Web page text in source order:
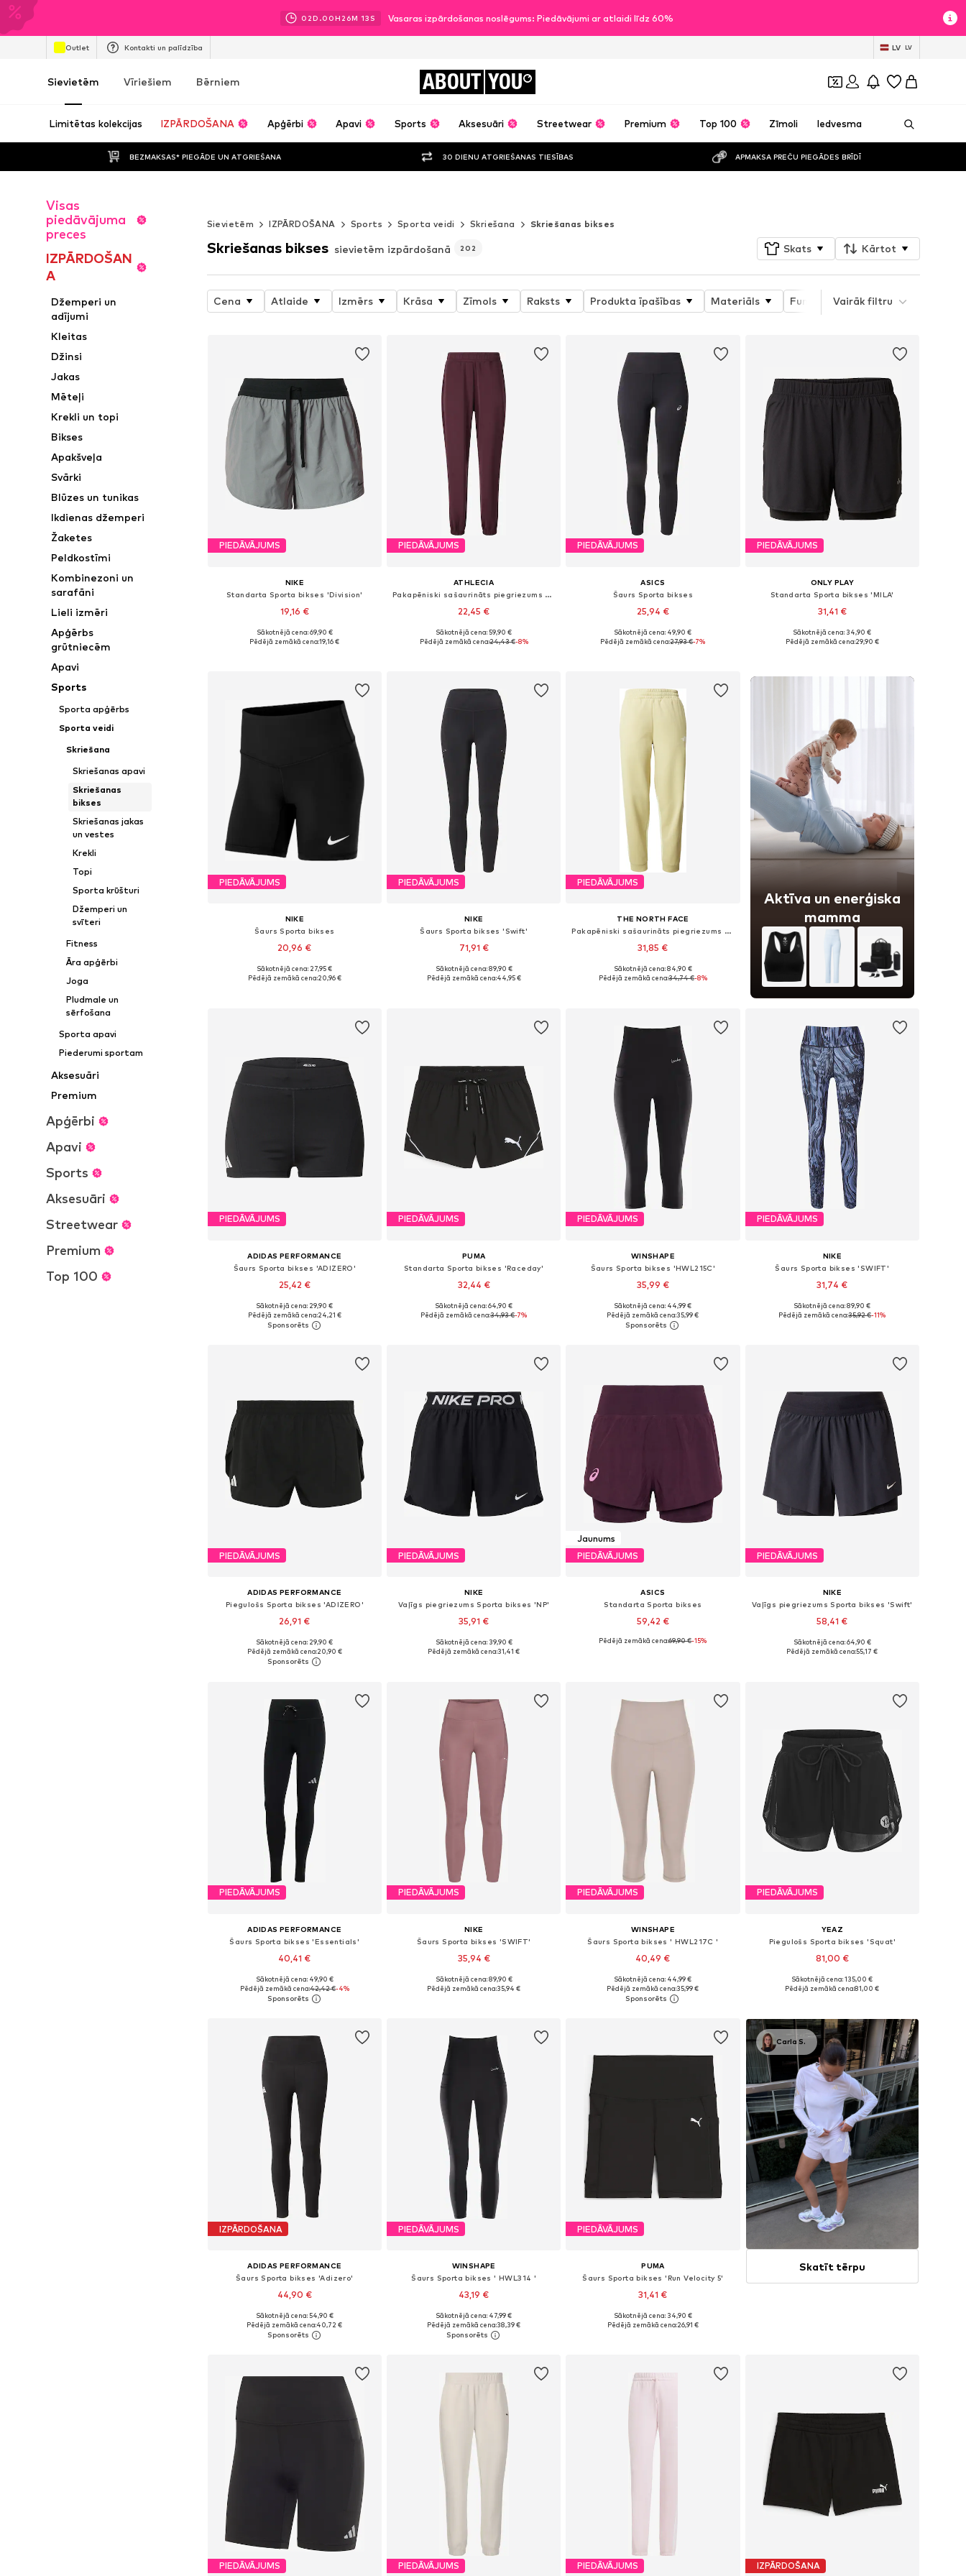
02D.00H 26M 11 S Vasaras izpārdošanas noslēgums: Piedāvājumi ar atlaidi līdz 60%
Outlet Kontakti un palīdzība LV LV
Sievietēm Vīriešiem Bērniem ABOUT YOU
Limitētas kolekcijas IZPĀRDOŠANA Apģērbi Apavi Sports Aksesuāri Streetwear Premium Top 100 Zīmoli Iedvesma
BEZMAKSAS* PIEGĀDE UN ATGRIEŠANA 30 DIENU ATGRIEŠANAS TIESĪBAS APMAKSA PREČU PIEGĀDES BRĪDĪ
Visas
piedāvājuma
preces
IZPĀRDOŠAN
A
Džemperi un
adījumi
Kleitas
Džinsi
Jakas
Mēteļi
Krekli un topi
Bikses
Apakšveļa
Svārki
Blūzes un tunikas
Ikdienas džemperi
Žaketes
Peldkostīmi
Kombinezoni un
sarafāni
Lieli izmēri
Apģērbs
grūtniecēm
Apavi
Sports
Sporta apģērbs
Sporta veidi
Skriešana
Skriešanas apavi
Skriešanas
bikses
Skriešanas jakas
un vestes
Krekli
Topi
Sporta krūšturi
Džemperi un
svīteri
Fitness
Āra apģērbi
Joga
Pludmale un
sērfošana
Sporta apavi
Piederumi sportam
Aksesuāri
Premium
Apģērbi
Apavi
Sports
Aksesuāri
Streetwear
Premium
Top 100
Sievietēm
IZPĀRDOŠANA Sports Sporta veidi Skriešana Skriešanas bikses
Skriešanas bikses sievietēm izpārdošanā 202 Skats Kārtot
Cena Atlaide Izmērs Krāsa Zīmols Raksts Produkta īpašības Materiāls Funkcijas Garums
Vairāk filtru
PIEDĀVĀJUMS
NIKE
Standarta Sporta bikses 'Division'
19,16 €
Pieejamie izmēri: XS, M, L, XL
Sākotnējā cena: 69,90 €
Pēdējā zemākā cena:19,16 €
PIEDĀVĀJUMS
ATHLECIA
Pakapēniski sašaurināts piegriezums Sporta bikses 'Jillnana V2'
22,45 €
Pieejams daudzos izmēros
Sākotnējā cena: 59,90 €
Pēdējā zemākā cena:24,43 €-8%
PIEDĀVĀJUMS
ASICS
Šaurs Sporta bikses
25,94 €
Pieejamie izmēri: XS, S, M, L, XL
Sākotnējā cena: 49,90 €
Pēdējā zemākā cena:27,93 €-7%
PIEDĀVĀJUMS
ONLY PLAY
Standarta Sporta bikses 'MILA'
31,41 €
Pieejamie izmēri: XS, S, M, L, XL
Sākotnējā cena: 34,90 €
Pēdējā zemākā cena:29,90 €
PIEDĀVĀJUMS
NIKE
Šaurs Sporta bikses
20,96 €
Pieejamie izmēri: XS, S, M, L, XL
Sākotnējā cena: 27,95 €
Pēdējā zemākā cena:20,96 €
PIEDĀVĀJUMS
NIKE
Šaurs Sporta bikses 'Swift'
71,91 €
Pieejamie izmēri: XS, S, M, L
Sākotnējā cena: 89,90 €
Pēdējā zemākā cena:44,95 €
PIEDĀVĀJUMS
THE NORTH FACE
Pakapēniski sašaurināts piegriezums Sporta bikses 'MOUNTAIN ATHLETICS'
31,85 €
Pieejamie izmēri: XS, S, M, L, XL
Sākotnējā cena: 84,90 €
Pēdējā zemākā cena:34,74 €-8%
Aktīva un enerģiska
mamma
PIEDĀVĀJUMS
ADIDAS PERFORMANCE
Šaurs Sporta bikses 'ADIZERO'
25,42 €
Pieejamie izmēri: XS, S, M, L, XL
Pievienot grozam
Sākotnējā cena: 29,90 €
Pēdējā zemākā cena:24,21 €
PIEDĀVĀJUMS
PUMA
Standarta Sporta bikses 'Raceday'
32,44 €
Sākotnējā cena: 64,90 €
Pēdējā zemākā cena:34,93 €-7%
PIEDĀVĀJUMS
WINSHAPE
Šaurs Sporta bikses 'HWL215C'
35,99 €
Pieejamie izmēri: XS, S, M, L, XL
Pievienot grozam
Sākotnējā cena: 44,99 €
Pēdējā zemākā cena:35,99 €
PIEDĀVĀJUMS
NIKE
Šaurs Sporta bikses 'SWIFT'
31,74 €
Pieejamie izmēri: S, M, L
Sākotnējā cena: 89,90 €
Pēdējā zemākā cena:35,92 €-11%
PIEDĀVĀJUMS
ADIDAS PERFORMANCE
Piegulošs Sporta bikses 'ADIZERO'
26,91 €
Pieejamie izmēri: S, M, L, XL
Pievienot grozam
Sākotnējā cena: 29,90 €
Pēdējā zemākā cena:20,90 €
PIEDĀVĀJUMS
NIKE
Vaļīgs piegriezums Sporta bikses 'NP'
35,91 €
Pieejamie izmēri: XS, S, M, L, XL
Sākotnējā cena: 39,90 €
Pēdējā zemākā cena:31,41 €
Jaunums
PIEDĀVĀJUMS
ASICS
Standarta Sporta bikses
59,42 €
Pieejamie izmēri: XS, S, M, L
Pēdējā zemākā cena:69,90 €-15%
PIEDĀVĀJUMS
NIKE
Vaļīgs piegriezums Sporta bikses 'Swift'
58,41 €
Pieejamie izmēri: XS, S, M, L, XL
Sākotnējā cena: 64,90 €
Pēdējā zemākā cena:55,17 €
PIEDĀVĀJUMS
ADIDAS PERFORMANCE
Šaurs Sporta bikses 'Essentials'
40,41 €
Pievienot grozam
Sākotnējā cena: 49,90 €
Pēdējā zemākā cena:42,42 €-4%
PIEDĀVĀJUMS
NIKE
Šaurs Sporta bikses 'SWIFT'
35,94 €
Pieejamie izmēri: XS, S, M, L, XL
Sākotnējā cena: 89,90 €
Pēdējā zemākā cena:35,94 €
PIEDĀVĀJUMS
WINSHAPE
Šaurs Sporta bikses ' HWL217C '
40,49 €
Pieejamie izmēri: S, M, L, XL, XXL
Pievienot grozam
Sākotnējā cena: 44,99 €
Pēdējā zemākā cena:35,99 €
PIEDĀVĀJUMS
YEAZ
Piegulošs Sporta bikses 'Squat'
81,00 €
Pieejamie izmēri: XXS, XS, S, M, XXL
Sākotnējā cena: 135,00 €
Pēdējā zemākā cena:81,00 €
IZPĀRDOŠANA
ADIDAS PERFORMANCE
Šaurs Sporta bikses 'Adizero'
44,90 €
Pieejams daudzos izmēros
Pievienot grozam
Sākotnējā cena: 54,90 €
Pēdējā zemākā cena:40,72 €
PIEDĀVĀJUMS
WINSHAPE
Šaurs Sporta bikses ' HWL314 '
43,19 €
Pieejamie izmēri: XS, S, M, L, XL, XXL
Pievienot grozam
Sākotnējā cena: 47,99 €
Pēdējā zemākā cena:38,39 €
PIEDĀVĀJUMS
PUMA
Šaurs Sporta bikses 'Run Velocity 5'
31,41 €
Sākotnējā cena: 34,90 €
Pēdējā zemākā cena:26,91 €
Carla S.
Skatīt tērpu
PIEDĀVĀJUMS PIEDĀVĀJUMS PIEDĀVĀJUMS IZPĀRDOŠANA